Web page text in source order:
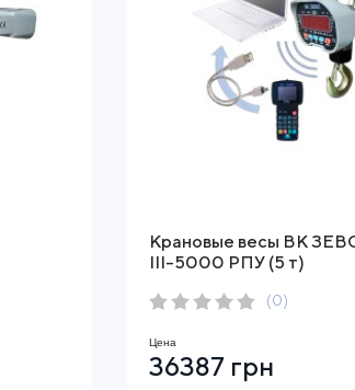
Крановые весы ВК
ІІІ-5000 РПУ (5 т)
(0)
Цена
36387 грн